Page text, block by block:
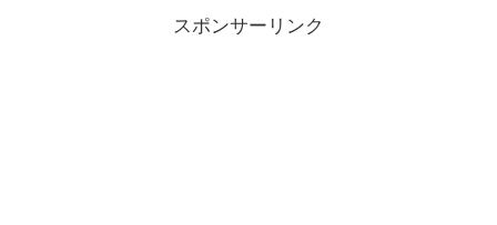
スポンサーリンク